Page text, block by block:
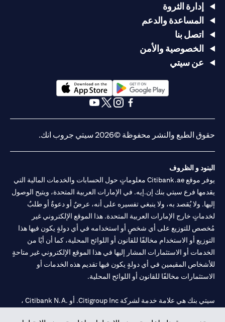
إدارة الثروة
المساعدة والدعم
اتصل بنا
الخصوصية والأمن
عن سيتي
(opens in a new tab)
حقوق الطبع والنشر محفوظة ©2026 سيتي جروب انك.
البنود و الظروف
يوفر موقع Citibank.ae معلوماتٍ حول الحسابات والخدمات المالية التي
يقدمها فرع سيتي بنك إن.إيه. في الإمارات العربية المتحدة، ويتيح الوصول
إليها. ولا يُقصد به، ولا ينبغي تفسيره على أنه، عرضٌ أو دعوةٌ أو طلبٌ
لخدماتٍ خارج الإمارات العربية المتحدة. هذا الموقع الإلكتروني غير
مُخصص للتوزيع على أي شخصٍ أو استخدامه في أي دولةٍ يكون فيها هذا
التوزيع أو الاستخدام مخالفًا للقانون أو اللوائح المحلية، كما أن أيًا من
الخدمات أو الاستثمارات المشار إليها في هذا الموقع الإلكتروني غير متاحةٍ
للأشخاص المقيمين في أي دولةٍ يكون فيها تقديم هذه الخدمات أو
الاستثمارات مخالفًا للقانون أو اللوائح المحلية.
سيتي بنك هي علامة خدمة لشركة Citigroup Inc. أو .Citibank N.A ،